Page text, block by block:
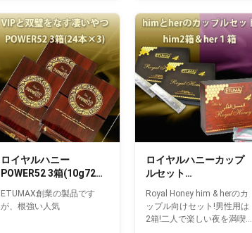
ロイヤルハニー
POWER52 3箱(10g72本
ETUMAX創業の製品です
が、根強い人気
ロイヤルハニーカップ
ルセット
RoyalHoneyhim2箱
&her
Royal Honey him & herのカ
ップル向けセット!男性用は
2箱!二人で楽しい夜を満喫